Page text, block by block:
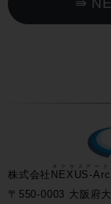
株式会社 NEXUS-Arc
ネクサスアーク
〒550-0003 大阪府